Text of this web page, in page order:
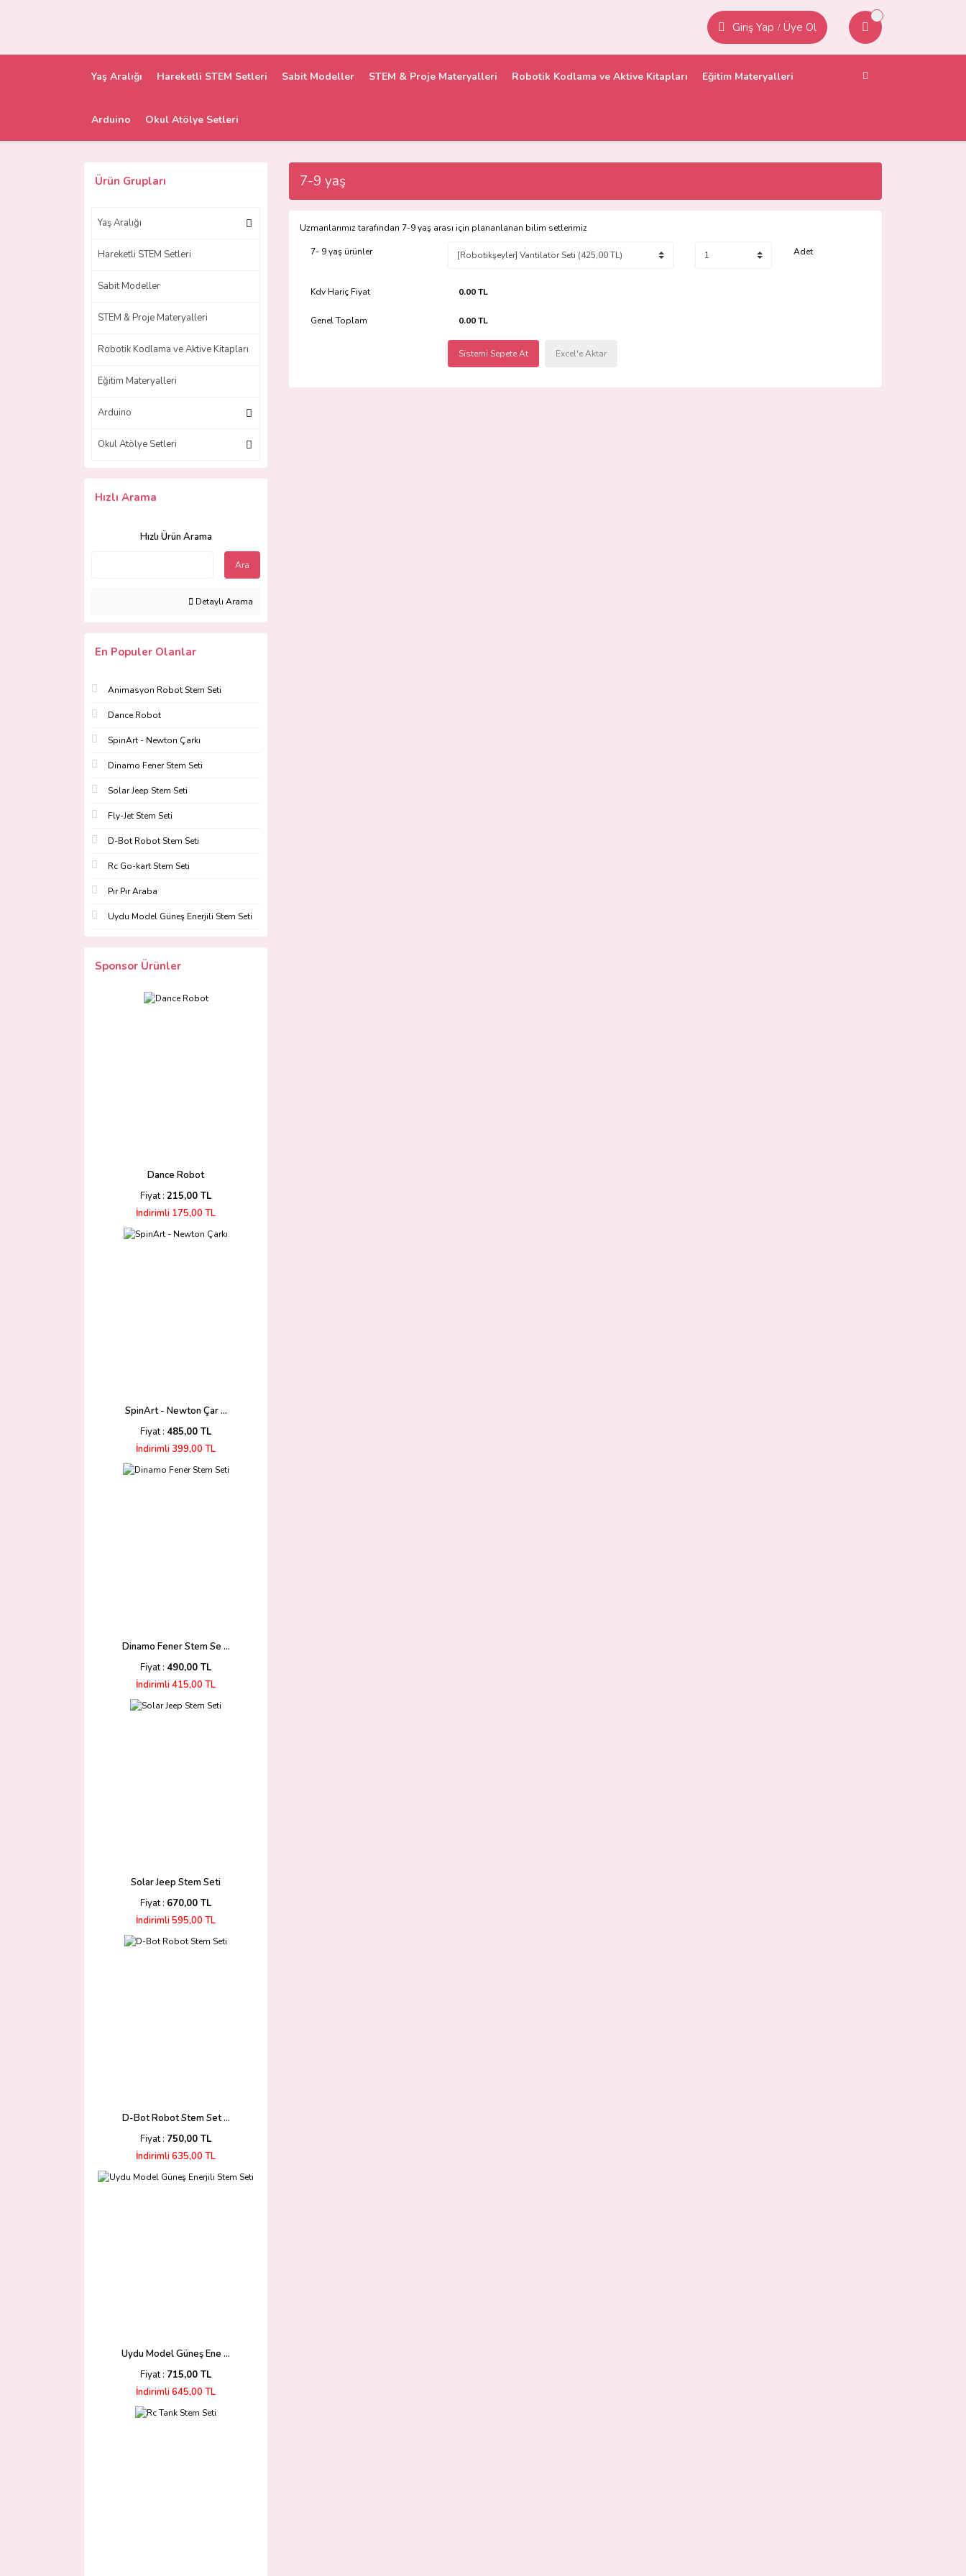
Giriş Yap / Üye Ol
Yaş Aralığı Hareketli STEM Setleri Sabit Modeller STEM & Proje Materyalleri Robotik Kodlama ve Aktive Kitapları Eğitim Materyalleri
Arduino Okul Atölye Setleri
Ürün Grupları
Yaş Aralığı
Hareketli STEM Setleri
Sabit Modeller
STEM & Proje Materyalleri
Robotik Kodlama ve Aktive Kitapları
Eğitim Materyalleri
Arduino
Okul Atölye Setleri
Hızlı Arama
Hızlı Ürün Arama
Ara
Detaylı Arama
En Populer Olanlar
Animasyon Robot Stem Seti
Dance Robot
SpinArt - Newton Çarkı
Dinamo Fener Stem Seti
Solar Jeep Stem Seti
Fly-Jet Stem Seti
D-Bot Robot Stem Seti
Rc Go-kart Stem Seti
Pır Pır Araba
Uydu Model Güneş Enerjili Stem Seti
Sponsor Ürünler
Dance Robot
Fiyat : 215,00 TL
İndirimli 175,00 TL
SpinArt - Newton Çar ...
Fiyat : 485,00 TL
İndirimli 399,00 TL
Dinamo Fener Stem Se ...
Fiyat : 490,00 TL
İndirimli 415,00 TL
Solar Jeep Stem Seti
Fiyat : 670,00 TL
İndirimli 595,00 TL
D-Bot Robot Stem Set ...
Fiyat : 750,00 TL
İndirimli 635,00 TL
Uydu Model Güneş Ene ...
Fiyat : 715,00 TL
İndirimli 645,00 TL
7-9 yaş
Uzmanlarımız tarafından 7-9 yaş arası için plananlanan bilim setlerimiz
7- 9 yaş ürünler Adet
Kdv Hariç Fiyat 0.00 TL
Genel Toplam 0.00 TL
Sistemi Sepete At Excel'e Aktar